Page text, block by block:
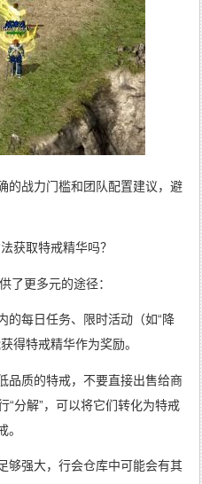
的战力门槛和团队配置建议，避
获取特戒精华吗？
了更多元的途径：
的每日任务、限时活动（如“降
得特戒精华作为奖励。
品质的特戒，不要直接出售给商
“分解”，可以将它们转化为特戒
。
够强大，行会仓库中可能会有其